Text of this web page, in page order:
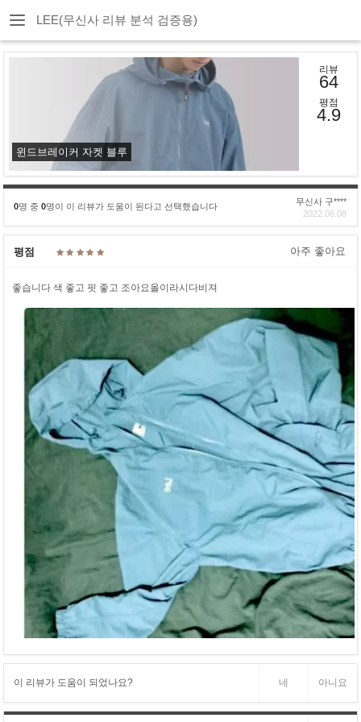
LEE(무신사 리뷰 분석 검증용)
윈드브레이커 자켓 블루
리뷰
64
평점
4.9
0명 중 0명이 이 리뷰가 도움이 된다고 선택했습니다
무신사 구****
2022.06.08
평점 아주 좋아요
좋습니다 색 좋고 핏 좋고 조아요올이라시다비져
이 리뷰가 도움이 되었나요? 네 아니요